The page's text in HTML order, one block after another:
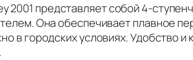
2001 представляет собой 4-
Она обеспечивает плавное
в городских условиях. Удобство